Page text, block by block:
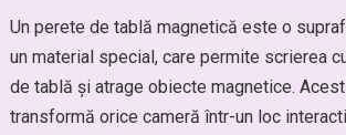
Un perete de tablă magnetică este o
un material special, care permite scrierea
de tablă și atrage obiecte magnetice.
transformă orice cameră într-un loc